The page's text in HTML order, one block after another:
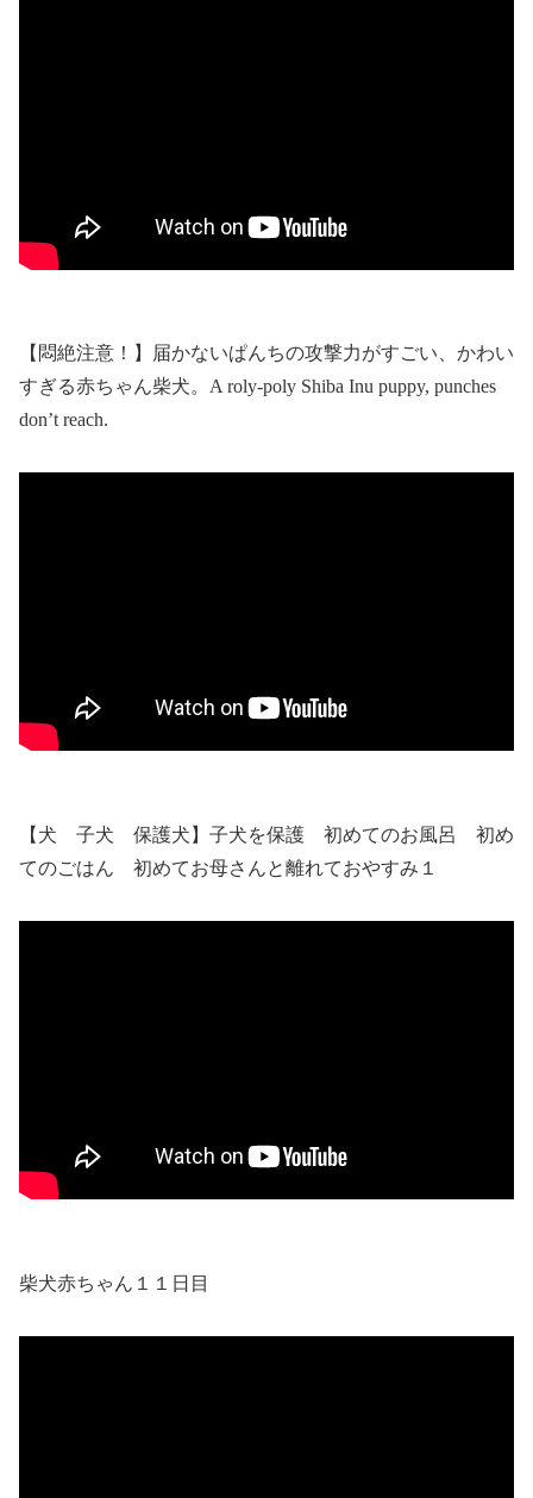
【悶絶注意！】届かないぱんちの攻撃力がすごい、かわい
すぎる赤ちゃん柴犬。A roly‐poly Shiba Inu puppy, punches
don’t reach.
【犬 子犬 保護犬】子犬を保護 初めてのお風呂 初め
てのごはん 初めてお母さんと離れておやすみ１
柴犬赤ちゃん１１日目